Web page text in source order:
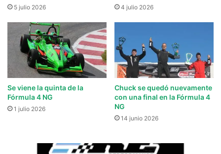
5 julio 2026 4 julio 2026
Se viene la quinta de la
Fórmula 4 NG
1 julio 2026
Chuck se quedó nuevamente
con una final en la Fórmula 4
NG
14 junio 2026